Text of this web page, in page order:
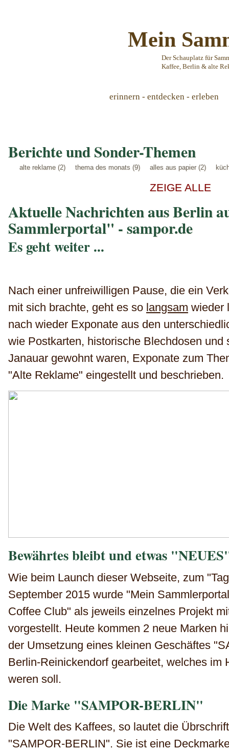
Mein
Der Schauplatz für
Kaffee, Berlin & alte
erinnern - entdecken - erleben
Berichte und Sonder-Themen
alte reklame (2) thema des monats (9) alles aus papier (2)
ZEIGE ALLE
Aktuelle Nachrichten aus Berlin
Sammlerportal" - sampor.de
Es geht weiter ...
Nach einer unfreiwilligen Pause, die ein
mit sich brachte, geht es so langsam wieder
nach wieder Exponate aus den
wie Postkarten, historische Blechdosen und
Janauar gewohnt waren, Exponate zum
"Alte Reklame" eingestellt und beschrieben.
Bewährtes bleibt und etwas
Wie beim Launch dieser Webseite, zum
September 2015 wurde "Mein
Coffee Club" als jeweils einzelnes Projekt
vorgestellt. Heute kommen 2 neue Marken
der Umsetzung eines kleinen Geschäftes
Berlin-Reinickendorf gearbeitet, welches im
weren soll.
Die Marke "SAMPOR-BERLIN"
Die Welt des Kaffees, so lautet die
"SAMPOR-BERLIN". Sie ist eine